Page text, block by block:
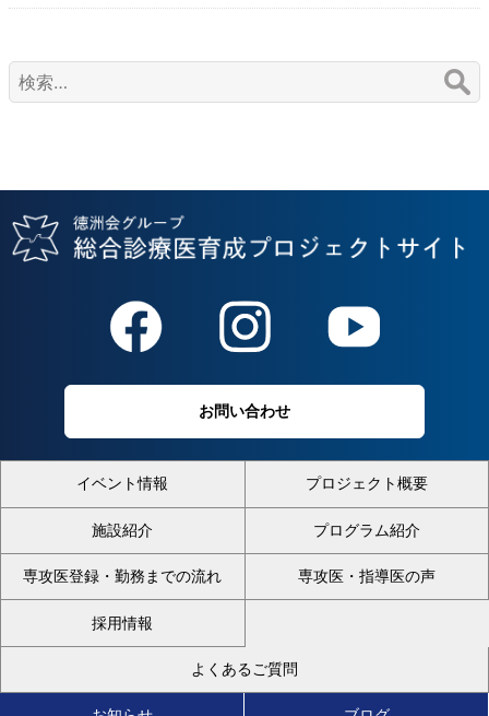
検
索:
お問い合わせ
イベント情報 プロジェクト概要
施設紹介 プログラム紹介
専攻医登録・勤務までの流れ 専攻医・指導医の声
採用情報
よくあるご質問